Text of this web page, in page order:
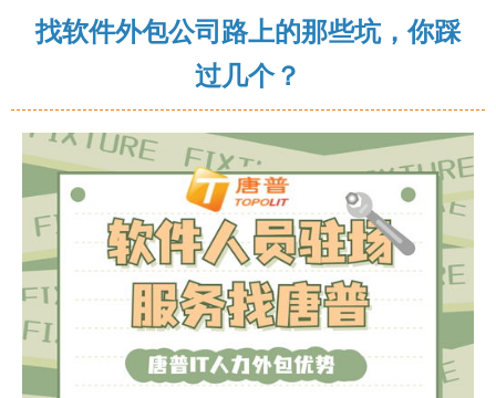
找软件外包公司路上的那些坑，你踩
过几个？